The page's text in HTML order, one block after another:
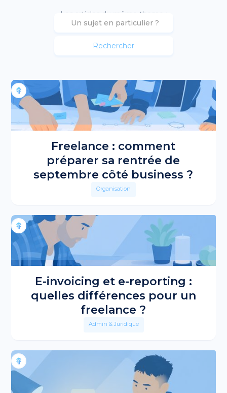
Les articles du même theme :
Freelance : comment
préparer sa rentrée de
septembre côté business ?
Organisation
E-invoicing et e-reporting :
quelles différences pour un
freelance ?
Admin & Juridique